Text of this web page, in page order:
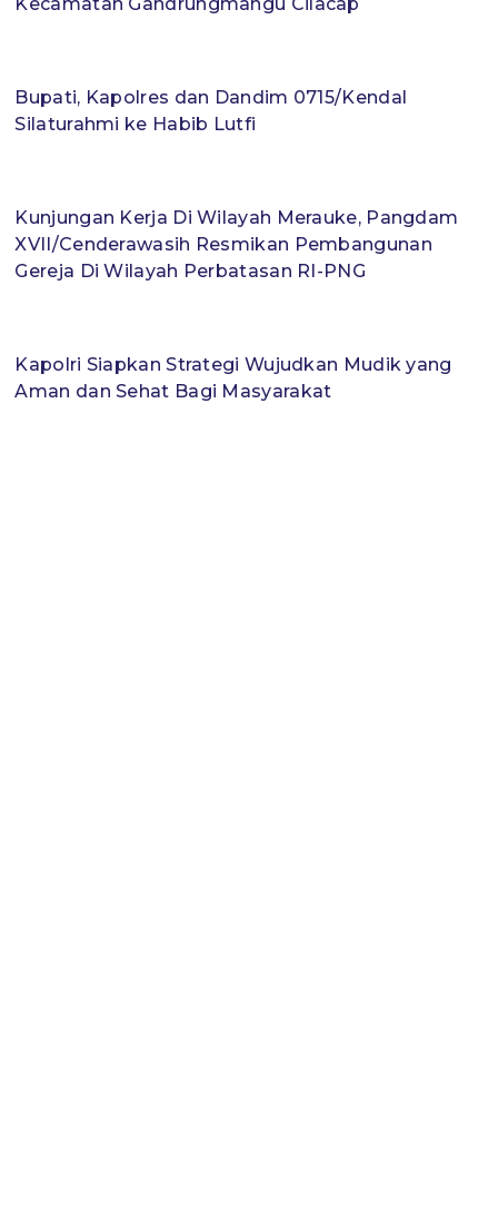
Bupati, Kapolres dan Dandim 0715/Kendal
Silaturahmi ke Habib Lutfi
Kunjungan Kerja Di Wilayah Merauke, Pangdam
XVII/Cenderawasih Resmikan Pembangunan
Gereja Di Wilayah Perbatasan RI-PNG
Kapolri Siapkan Strategi Wujudkan Mudik yang
Aman dan Sehat Bagi Masyarakat